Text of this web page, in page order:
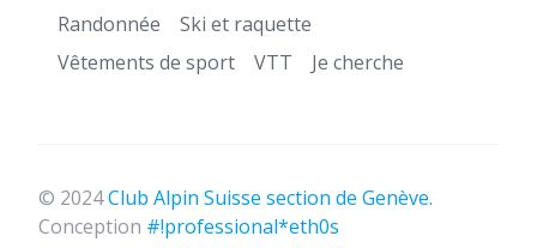
Randonnée
Ski et raquette
Vêtements de sport
VTT Je cherche
© 2024Club Alpin Suisse section de Genève.
Conception #!professional*eth0s